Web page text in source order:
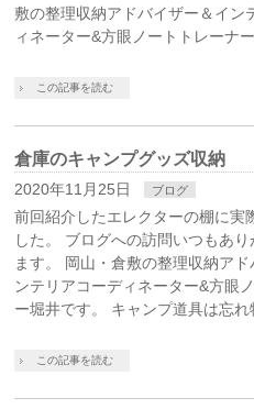
敷の整理収納アドバイザー＆イン
ィネーター&方眼ノートトレーナ
この記事を読む
倉庫のキャンプグッズ収納
2020年11月25日 ブログ
前回紹介したエレクターの棚に実
した。 ブログへの訪問いつもあ
ます。 岡山・倉敷の整理収納アド
ンテリアコーディネーター&方眼
ー堀井です。 キャンプ道具は忘れ
この記事を読む